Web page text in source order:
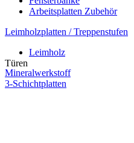
Arbeitsplatten Zubehör
Leimholzplatten / Treppenstufen
Leimholz
Mineralwerkstoff
3-Schichtplatten
Türen